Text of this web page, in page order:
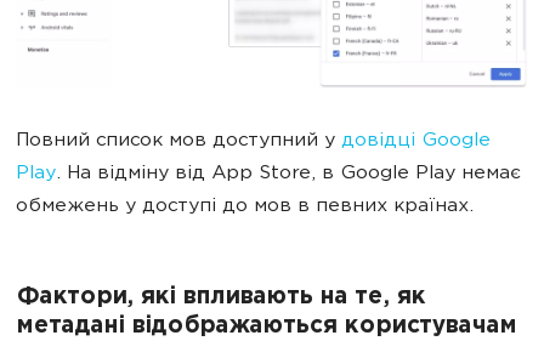
Повний список мов доступний у довідці Google
Play. На відміну від App Store, в Google Play немає
обмежень у доступі до мов в певних країнах.
Фактори, які впливають на те, як
метадані відображаються користувачам